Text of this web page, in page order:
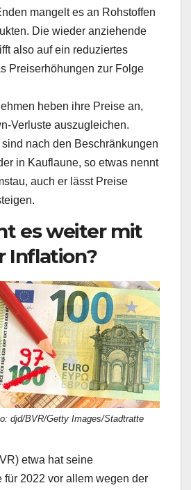
mangelt es an Rohstoffen
Die wieder anziehende
also auf ein reduziertes
Preiserhöhungen zur Folge
heben ihre Preise an,
Verluste auszugleichen.
nach den Beschränkungen
in Kauflaune, so etwas nennt
auch er lässt Preise
es weiter mit
Inflation?
djd/BVR/Getty Images/Stadtratte
etwa hat seine
für 2022 vor allem wegen der